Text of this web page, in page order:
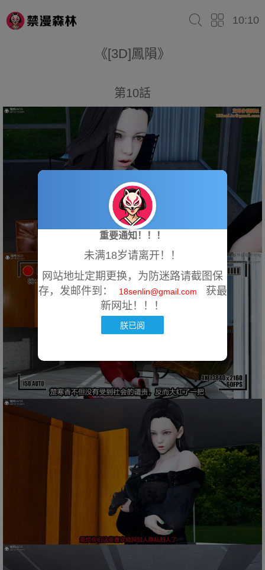
10:10
《[3D]鳳隕》
第10話
重要通知！！！
未满18岁请离开！！
网站地址定期更换，为防迷路请截图保
存，发邮件到：
18senlin@gmail.com
获最
新网址！！！
朕已阅